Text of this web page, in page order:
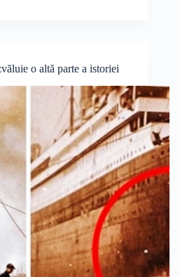
o altă parte a istoriei